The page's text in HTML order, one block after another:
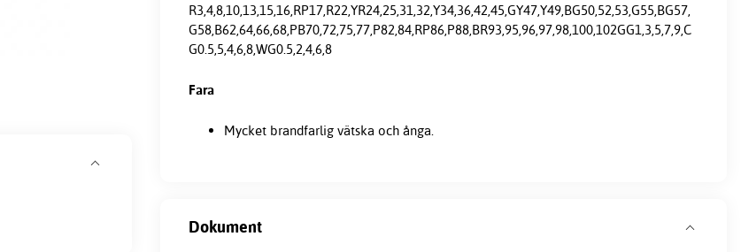
R3,4,8,10,13,15,16,RP17,R22,YR24,25,31,32,Y34,36,42,45,GY47,Y49,BG50,52,53,G55,BG57,
G58,B62,64,66,68,PB70,72,75,77,P82,84,RP86,P88,BR93,95,96,97,98,100,102GG1,3,5,7,9,C
G0.5,5,4,6,8,WG0.5,2,4,6,8
Fara
Mycket brandfarlig vätska och ånga.
Dokument